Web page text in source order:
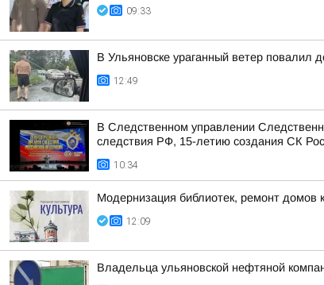
09:33
В Ульяновске ураганный ветер повалил
12:49
В Следственном управлении
следствия РФ, 15-летию создания СК
10:34
Модернизация библиотек, ремонт домов
12:09
Владельца ульяновской нефтяной